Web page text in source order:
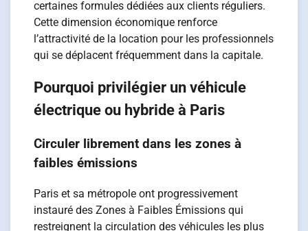
certaines formules dédiées aux clients réguliers.
Cette dimension économique renforce
l’attractivité de la location pour les professionnels
qui se déplacent fréquemment dans la capitale.
Pourquoi privilégier un véhicule
électrique ou hybride à Paris
Circuler librement dans les zones à
faibles émissions
Paris et sa métropole ont progressivement
instauré des Zones à Faibles Émissions qui
restreignent la circulation des véhicules les plus